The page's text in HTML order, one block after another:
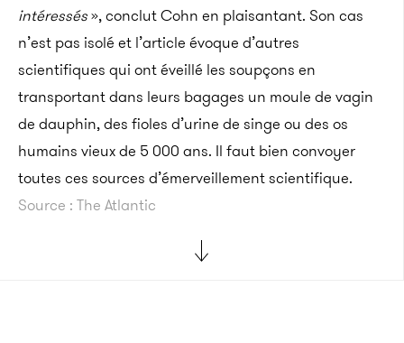
intéressés», conclut Cohn en plaisantant. Son cas
n’est pas isolé et l’article évoque d’autres
scientifiques qui ont éveillé les soupçons en
transportant dans leurs bagages un moule de vagin
de dauphin, des fioles d’urine de singe ou des os
humains vieux de 5 000 ans. Il faut bien convoyer
toutes ces sources d’émerveillement scientifique.
Source : The Atlantic